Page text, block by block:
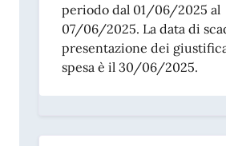
periodo dal 01/06/2025 al
07/06/2025. La data di
presentazione dei
spesa è il 30/06/2025.